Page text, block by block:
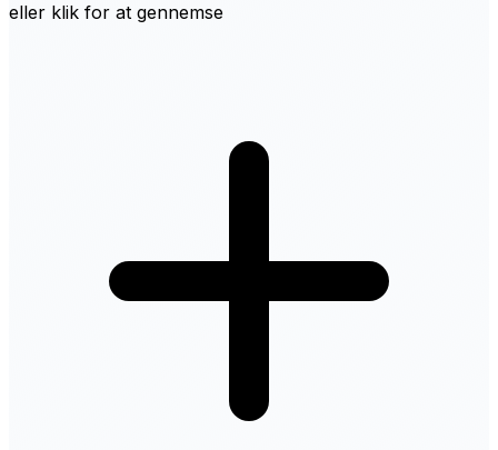
eller klik for at gennemse